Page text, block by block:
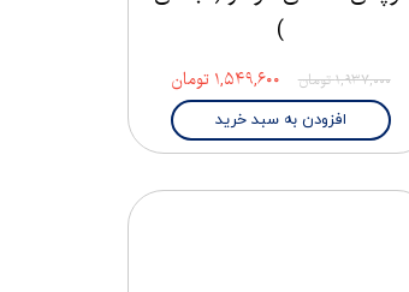
)
۱,۹۳۷,۰۰۰ تومان ۱,۵۴۹,۶۰۰ تومان
افزودن به سبد خرید